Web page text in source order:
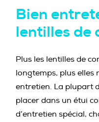
Bien
lentilles de
Plus les lentilles de
longtemps, plus elles
entretien. La plupart
placer dans un étui
d’entretien spécial,